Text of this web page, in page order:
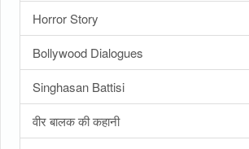
Horror Story
Bollywood Dialogues
Singhasan Battisi
वीर बालक की कहानी